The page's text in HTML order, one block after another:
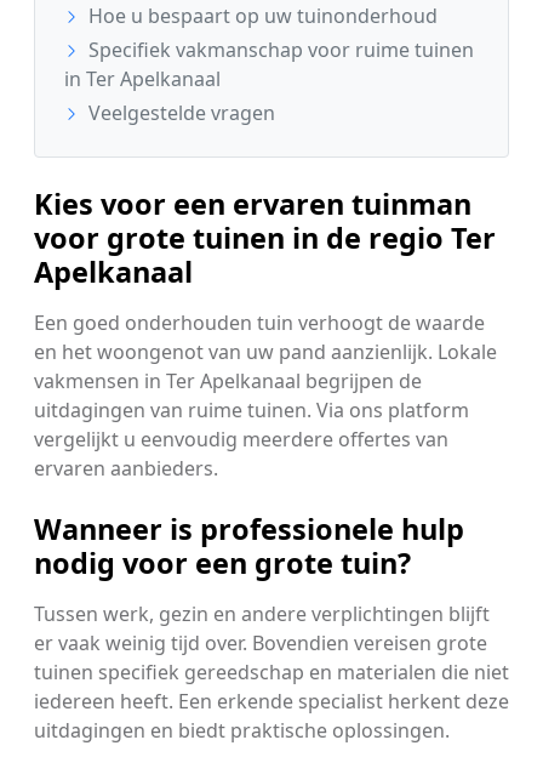
Hoe u bespaart op uw tuinonderhoud
Specifiek vakmanschap voor ruime tuinen
in Ter Apelkanaal
Veelgestelde vragen
Kies voor een ervaren tuinman
voor grote tuinen in de regio Ter
Apelkanaal
Een goed onderhouden tuin verhoogt de waarde
en het woongenot van uw pand aanzienlijk. Lokale
vakmensen in Ter Apelkanaal begrijpen de
uitdagingen van ruime tuinen. Via ons platform
vergelijkt u eenvoudig meerdere offertes van
ervaren aanbieders.
Wanneer is professionele hulp
nodig voor een grote tuin?
Tussen werk, gezin en andere verplichtingen blijft
er vaak weinig tijd over. Bovendien vereisen grote
tuinen specifiek gereedschap en materialen die niet
iedereen heeft. Een erkende specialist herkent deze
uitdagingen en biedt praktische oplossingen.